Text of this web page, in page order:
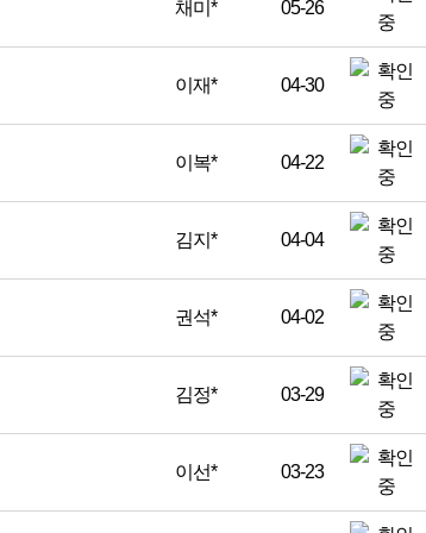
채미* 05-26
이재* 04-30
이복* 04-22
김지* 04-04
권석* 04-02
김정* 03-29
이선* 03-23